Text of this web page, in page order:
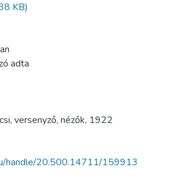
KB)
adta
, versenyző, nézők, 1922
handle/20.500.14711/159913